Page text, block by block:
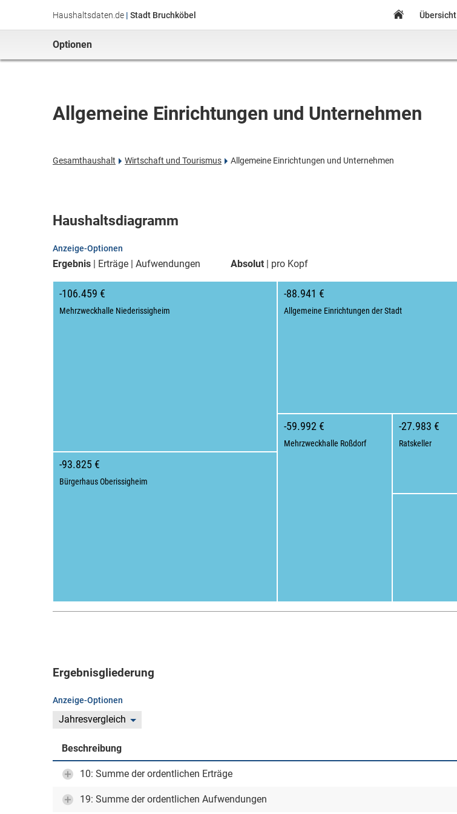
Haushaltsdaten.de | Stadt Bruchköbel Übersicht
Optionen
Allgemeine Einrichtungen und Unternehmen
Gesamthaushalt Wirtschaft und Tourismus Allgemeine Einrichtungen und Unternehmen
Haushaltsdiagramm
Anzeige-Optionen
Ergebnis Erträge Aufwendungen Absolut pro Kopf
-106.459 €
Mehrzweckhalle Niederissigheim
-93.825 €
Bürgerhaus Oberissigheim
-88.941 €
Allgemeine Einrichtungen der Stadt
-59.992 €
Mehrzweckhalle Roßdorf
-27.983 €
Ratskeller
Ergebnisgliederung
Anzeige-Optionen
Jahresvergleich
Beschreibung
10: Summe der ordentlichen Erträge
19: Summe der ordentlichen Aufwendungen